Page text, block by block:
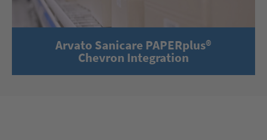
Arvato Sanicare PAPERplus®
Chevron Integration